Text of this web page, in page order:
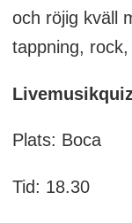
och röjig kväll
tappning,
Plats: Boca
Tid: 18.30